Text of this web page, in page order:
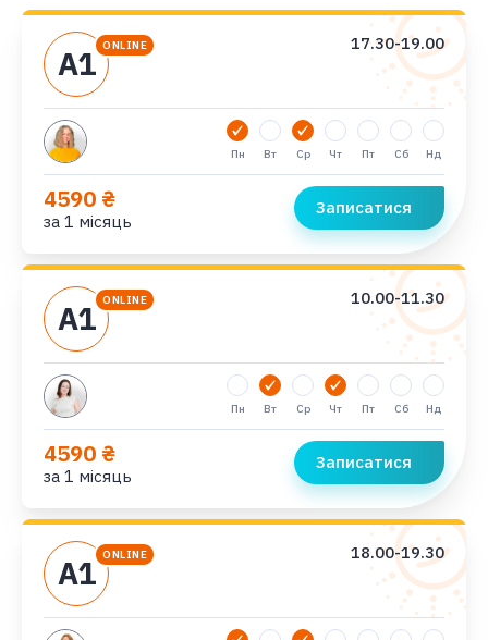
ONLINE
А1
17.30-19.00
Пн Вт Ср Чт Пт Сб Нд
4590 ₴
за 1 місяць
Записатися
ONLINE
А1
10.00-11.30
Пн Вт Ср Чт Пт Сб Нд
4590 ₴
за 1 місяць
Записатися
ONLINE
А1
18.00-19.30